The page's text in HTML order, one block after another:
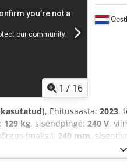
1 / 16
, Ehitusaasta: 2023,
129 kg, sisendpinge: 240 V,
(maks.): 240 mm,